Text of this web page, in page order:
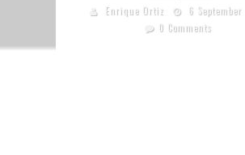
Enrique Ortiz
6
0 Comments